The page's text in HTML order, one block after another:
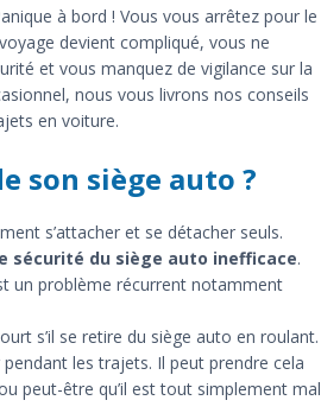
à bord ! Vous vous arrêtez pour le
devient compliqué, vous ne
et vous manquez de vigilance sur la
nous vous livrons nos conseils
en voiture.
son siège auto ?
s’attacher et se détacher seuls.
sécurité du siège auto inefficace.
un problème récurrent notamment
s’il se retire du siège auto en roulant.
les trajets. Il peut prendre cela
peut-être qu’il est tout simplement mal